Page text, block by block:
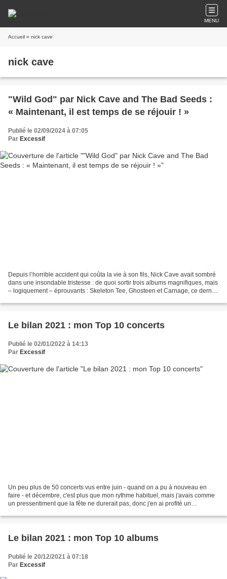
MENU
Accueil » nick cave
nick cave
"Wild God" par Nick Cave and The Bad Seeds :
« Maintenant, il est temps de se réjouir ! »
Publié le 02/09/2024 à 07:05
Par Excessif
Depuis l’horrible accident qui coûta la vie à son fils, Nick Cave avait sombré
dans une insondable tristesse : de quoi sortir trois albums magnifiques, mais
– logiquement – éprouvants : Skeleton Tee, Ghosteen et Carnage, ce dernier
Le bilan 2021 : mon Top 10 concerts
Publié le 02/01/2022 à 14:13
Par Excessif
Un peu plus de 50 concerts vus entre juin - quand on a pu à nouveau en
faire - et décembre, c'est plus que mon rythme habituel, mais j'avais comme
un pressentiment que la fête ne durerait pas, donc j'en ai profité un
Le bilan 2021 : mon Top 10 albums
Publié le 20/12/2021 à 07:18
Par Excessif